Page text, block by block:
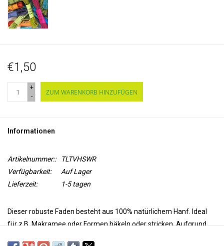
€1,50
+
-
ZUM WARENKORB HINZUFÜGEN
Informationen
Artikelnummer::
TLTVHSWR
Verfügbarkeit:
Auf Lager
Lieferzeit:
1-5 tagen
Dieser robuste Faden besteht aus 100% natürlichem Hanf. Ideal
für z.B. Makramee oder Formen häkeln oder stricken. Aufgrund